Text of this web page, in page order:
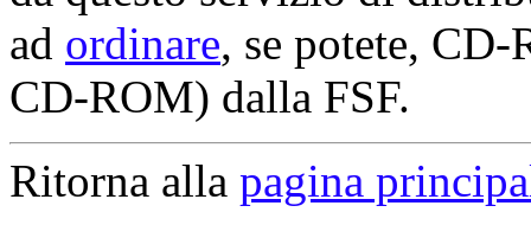
ad ordinare, se potete,
CD-ROM) dalla FSF.
Ritorna alla pagina